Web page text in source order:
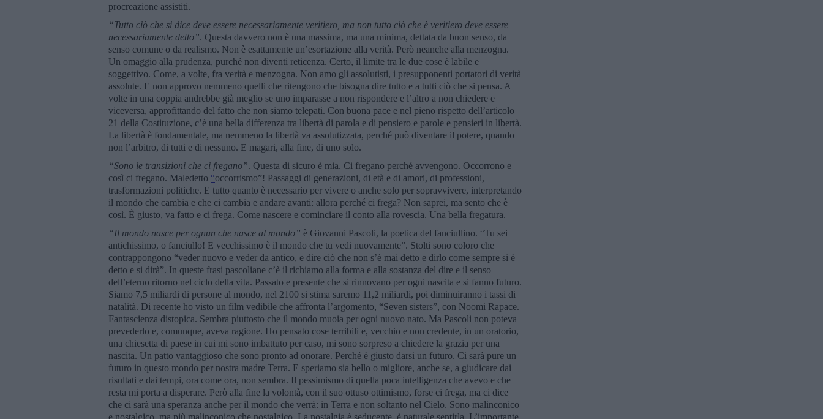
procreazione assistiti.
“Tutto ciò che si dice deve essere necessariamente veritiero, ma non tutto ciò che è veritiero deve essere
necessariamente detto”. Questa davvero non è una massima, ma una minima, dettata da buon senso, da
senso comune o da realismo. Non è esattamente un’esortazione alla verità. Però neanche alla menzogna.
Un omaggio alla prudenza, purché non diventi reticenza. Certo, il limite tra le due cose è labile e
soggettivo. Come, a volte, fra verità e menzogna. Non amo gli assolutisti, i presupponenti portatori di verità
assolute. E non approvo nemmeno quelli che ritengono che bisogna dire tutto e a tutti ciò che si pensa. A
volte in una coppia andrebbe già meglio se uno imparasse a non rispondere e l’altro a non chiedere e
viceversa, approfittando del fatto che non siamo telepati. Con buona pace e nel pieno rispetto dell’articolo
21 della Costituzione, c’è una bella differenza tra libertà di parola e di pensiero e parole e pensieri in libertà.
La libertà è fondamentale, ma nemmeno la libertà va assolutizzata, perché può diventare il potere, quando
non l’arbitro, di tutti e di nessuno. E magari, alla fine, di uno solo.
“Sono le transizioni che ci fregano”. Questa di sicuro è mia. Ci fregano perché avvengono. Occorrono e
così ci fregano. Maledetto “occorrismo”! Passaggi di generazioni, di età e di amori, di professioni,
trasformazioni politiche. E tutto quanto è necessario per vivere o anche solo per sopravvivere, interpretando
il mondo che cambia e che ci cambia e andare avanti: allora perché ci frega? Non saprei, ma sento che è
così. È giusto, va fatto e ci frega. Come nascere e cominciare il conto alla rovescia. Una bella fregatura.
“Il mondo nasce per ognun che nasce al mondo” è Giovanni Pascoli, la poetica del fanciullino. “Tu sei
antichissimo, o fanciullo! E vecchissimo è il mondo che tu vedi nuovamente”. Stolti sono coloro che
contrappongono “veder nuovo e veder da antico, e dire ciò che non s’è mai detto e dirlo come sempre si è
detto e si dirà”. In queste frasi pascoliane c’è il richiamo alla forma e alla sostanza del dire e il senso
dell’eterno ritorno nel ciclo della vita. Passato e presente che si rinnovano per ogni nascita e si fanno futuro.
Siamo 7,5 miliardi di persone al mondo, nel 2100 si stima saremo 11,2 miliardi, poi diminuiranno i tassi di
natalità. Di recente ho visto un film vedibile che affronta l’argomento, “Seven sisters”, con Noomi Rapace.
Fantascienza distopica. Sembra piuttosto che il mondo muoia per ogni nuovo nato. Ma Pascoli non poteva
prevederlo e, comunque, aveva ragione. Ho pensato cose terribili e, vecchio e non credente, in un oratorio,
una chiesetta di paese in cui mi sono imbattuto per caso, mi sono sorpreso a chiedere la grazia per una
nascita. Un patto vantaggioso che sono pronto ad onorare. Perché è giusto darsi un futuro. Ci sarà pure un
futuro in questo mondo per nostra madre Terra. E speriamo sia bello o migliore, anche se, a giudicare dai
risultati e dai tempi, ora come ora, non sembra. Il pessimismo di quella poca intelligenza che avevo e che
resta mi porta a disperare. Però alla fine la volontà, con il suo ottuso ottimismo, forse ci frega, ma ci dice
che ci sarà una speranza anche per il mondo che verrà: in Terra e non soltanto nel Cielo. Sono malinconico
e nostalgico, ma più malinconico che nostalgico. La nostalgia è seducente, è naturale sentirla. L’importante